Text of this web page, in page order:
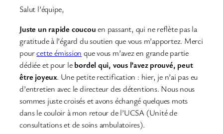
Salut l’équipe,
Juste un rapide coucouen passant, qui ne reflète pas la
gratitude à l’égard du soutien que vous m’apportez. Merci
pourcette émission que vous m’avez en grande partie
dédiée et pour lebordel qui, vous l’avez prouvé, peut
être joyeux. Une petite rectification : hier, je n’ai pas eu
d’entretien avec le directeur des détentions. Nous nous
sommes juste croisés et avons échangé quelques mots
dans le couloir à mon retour de l’UCSA (Unité de
consultations et de soins ambulatoires).